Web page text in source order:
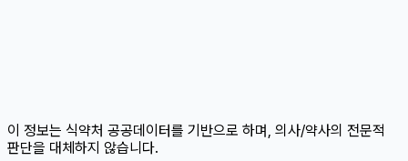
이 정보는 식약처 공공데이터를 기반으로 하며, 의사/약사의 전문적
판단을 대체하지 않습니다.